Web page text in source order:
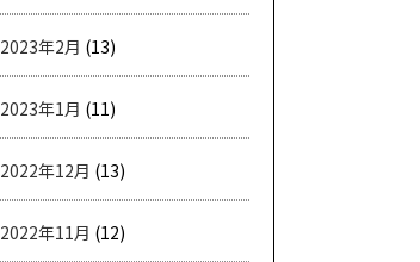
2023年2月 (13)
2023年1月 (11)
2022年12月 (13)
2022年11月 (12)